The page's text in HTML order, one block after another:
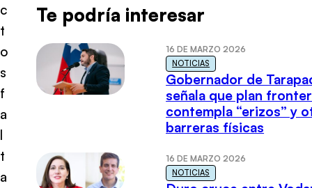
c
t
o
s
f
a
l
t
a
Te podría interesar
16 DE MARZO 2026
NOTICIAS
Gobernador de
señala que plan
contempla “erizos” y
barreras físicas
16 DE MARZO 2026
NOTICIAS